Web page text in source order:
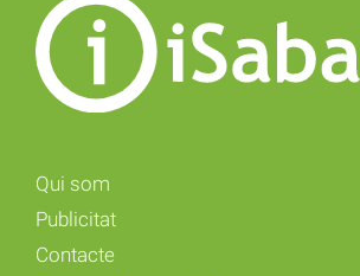
Qui som
Publicitat
Contacte